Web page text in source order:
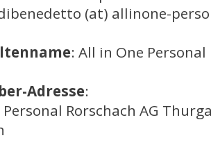
(at) allinone-
: All in One Personal
Adresse:
Rorschach AG